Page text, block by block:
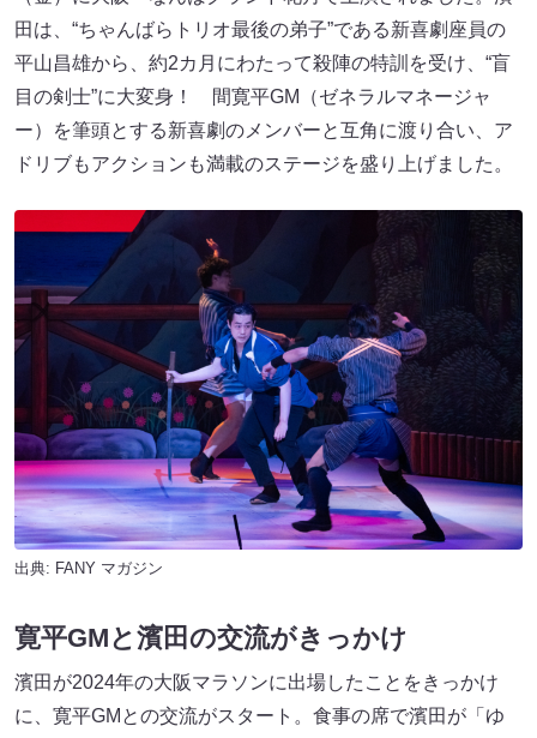
田は、“ちゃんばらトリオ最後の弟子”である新喜劇座員の
平山昌雄から、約2カ月にわたって殺陣の特訓を受け、“盲
目の剣士”に大変身！ 間寛平GM（ゼネラルマネージャ
ー）を筆頭とする新喜劇のメンバーと互角に渡り合い、ア
ドリブもアクションも満載のステージを盛り上げました。
出典: FANY マガジン
寛平GMと濱田の交流がきっかけ
濱田が2024年の大阪マラソンに出場したことをきっかけ
に、寛平GMとの交流がスタート。食事の席で濱田が「ゆ